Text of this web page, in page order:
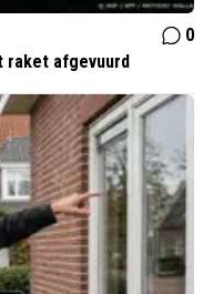
0
raket afgevuurd